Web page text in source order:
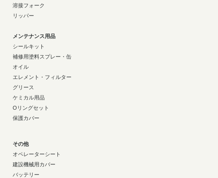
溶接フォーク
リッパー
メンテナンス用品
シールキット
補修用塗料スプレー・缶
オイル
エレメント・フィルター
グリース
ケミカル用品
Oリングセット
保護カバー
その他
オペレーターシート
建設機械用カバー
バッテリー